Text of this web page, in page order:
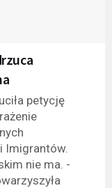
petycję
Imigrantów.
nie ma. -